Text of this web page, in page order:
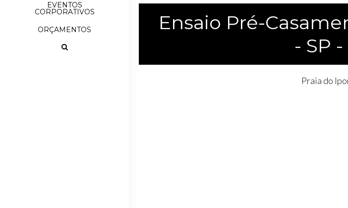
EVENTOS
CORPORATIVOS
ORÇAMENTOS
Ensaio Pré-
- SP
Praia do